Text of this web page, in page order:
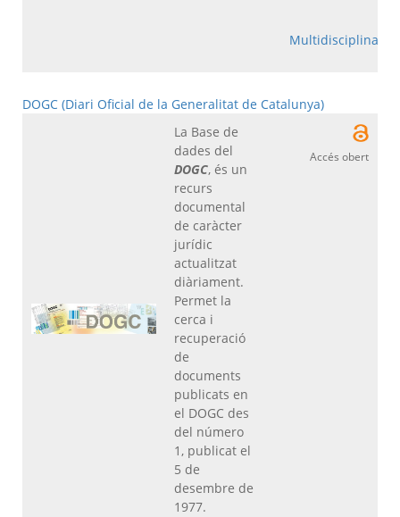
Multidisciplinar
DOGC (Diari Oficial de la Generalitat de Catalunya)
La Base de
dades del
DOGC, és un
recurs
documental
de caràcter
jurídic
actualitzat
diàriament.
Permet la
cerca i
recuperació
de
documents
publicats en
el DOGC des
del número
1, publicat el
5 de
desembre de
1977.
Accés obert